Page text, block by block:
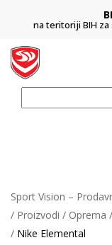
na teritoriji BIH
Sport Vision –
Proizvodi
Oprema
Nike Elemental